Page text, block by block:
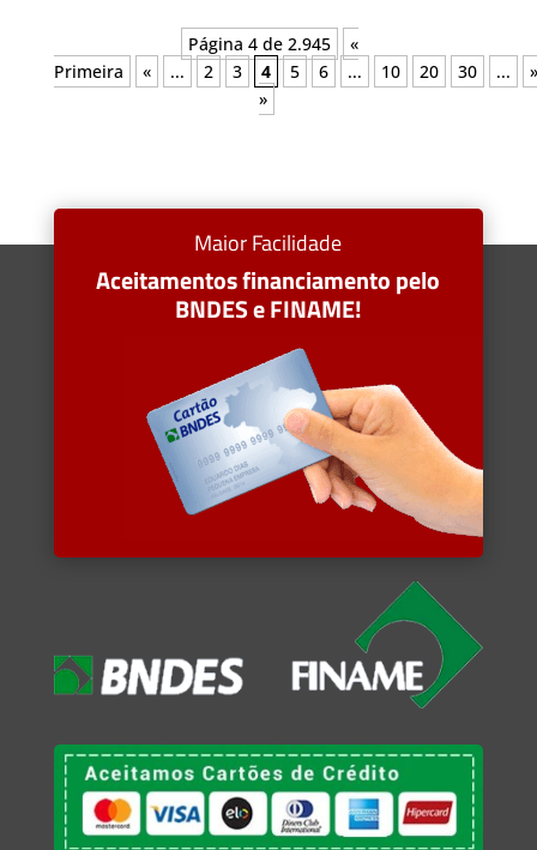
Página 4 de 2.945
«
Primeira
« ... 2 3 4 5 6 ... 10 20 30 ...
»
»
Maior Facilidade
Aceitamentos financiamento pelo
BNDES e FINAME!